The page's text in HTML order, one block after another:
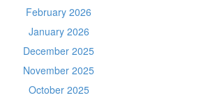
February 2026
January 2026
December 2025
November 2025
October 2025